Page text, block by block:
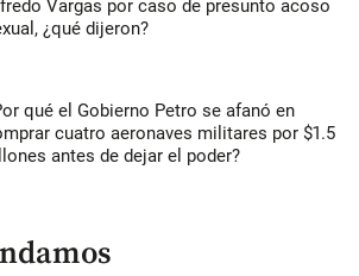
Vargas por caso de presunto acoso
¿qué dijeron?
qué el Gobierno Petro se afanó en
cuatro aeronaves militares por $1.5
antes de dejar el poder?